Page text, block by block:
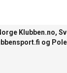
Klubben.no,
og